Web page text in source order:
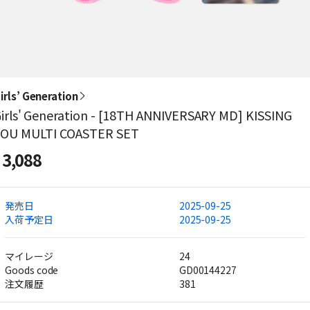
Generation
Generation - [18TH ANNIVERSARY MD] KISSING
MULTI COASTER SET
3,088
発売日
2025-09-25
入荷予定日
2025-09-25
マイレージ
24
Goods code
GD00144227
注文履歴
381